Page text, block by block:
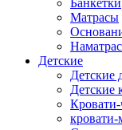
Банкетки
Матрасы
Детские
Детские
Детские
Кровати-